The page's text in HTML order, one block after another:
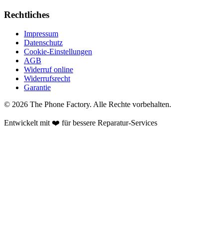
Rechtliches
Impressum
Datenschutz
Cookie-Einstellungen
AGB
Widerruf online
Widerrufsrecht
Garantie
© 2026 The Phone Factory. Alle Rechte vorbehalten.
Entwickelt mit ❤️ für bessere Reparatur-Services